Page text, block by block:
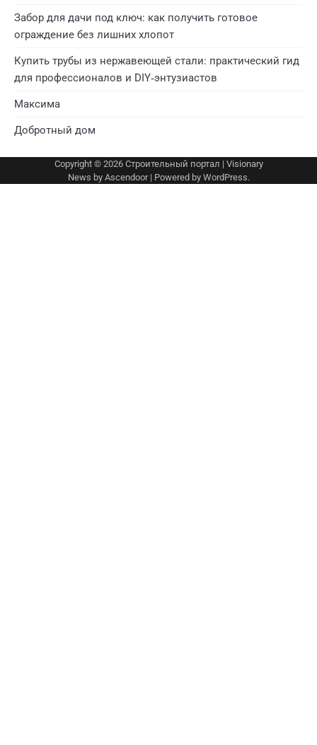
Забор для дачи под ключ: как получить готовое
ограждение без лишних хлопот
Купить трубы из нержавеющей стали: практический гид
для профессионалов и DIY‑энтузиастов
Максима
Добротный дом
Copyright © 2026 Строительный портал | Visionary
News by Ascendoor| Powered by WordPress.